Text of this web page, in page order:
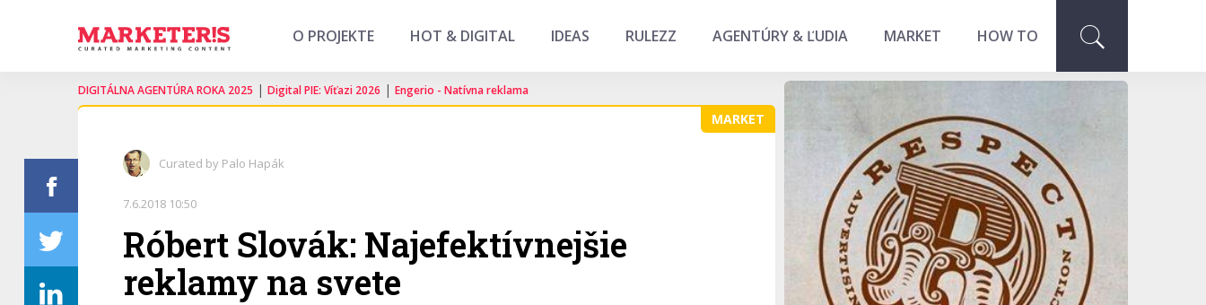
O PROJEKTE HOT & DIGITAL IDEAS RULEZZ AGENTÚRY & ĽUDIA MARKET HOW TO
DIGITÁLNA AGENTÚRA ROKA 2025 | Digital PIE: Víťazi 2026 | Engerio - Natívna reklama
MARKET
Curated by Palo Hapák
7.6.2018 10:50
Róbert Slovák: Najefektívnejšie
reklamy na svete